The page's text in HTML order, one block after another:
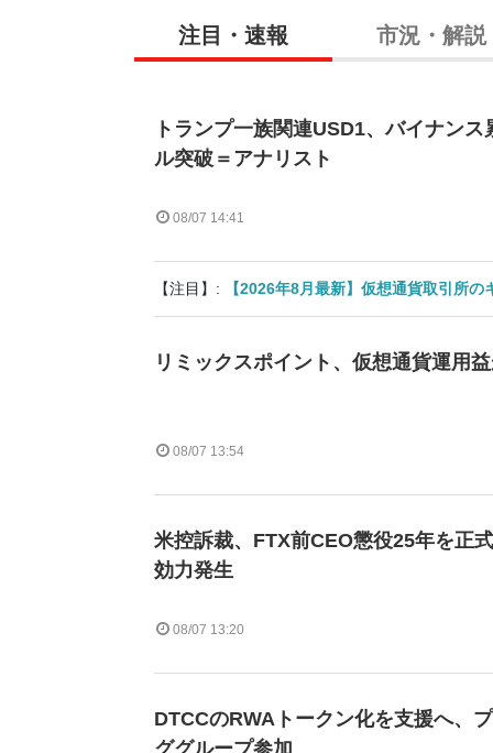
注目・速報 市況・解説
トランプ一族関連USD1、バイナン
ル突破＝アナリスト
08/07 14:41
【注目】: 【2026年8月最新】仮想通貨取引所
リミックスポイント、仮想通貨運用
08/07 13:54
米控訴裁、FTX前CEO懲役25年を正
効力発生
08/07 13:20
DTCCのRWAトークン化を支援へ、